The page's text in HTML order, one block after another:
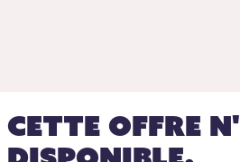
Cette offre